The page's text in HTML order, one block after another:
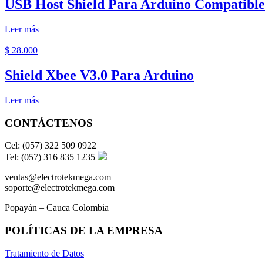
USB Host Shield Para Arduino Compatible
Leer más
$ 28.000
Shield Xbee V3.0 Para Arduino
Leer más
CONTÁCTENOS
Cel: (057) 322 509 0922
Tel: (057) 316 835 1235
ventas@electrotekmega.com
soporte@electrotekmega.com
Popayán – Cauca Colombia
POLÍTICAS DE LA EMPRESA
Tratamiento de Datos